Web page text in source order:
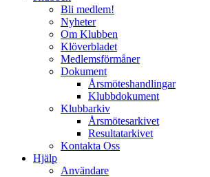
Bli medlem!
Nyheter
Om Klubben
Klöverbladet
Medlemsförmåner
Dokument
Årsmöteshandlingar
Klubbdokument
Klubbarkiv
Årsmötesarkivet
Resultatarkivet
Kontakta Oss
Hjälp
Användare